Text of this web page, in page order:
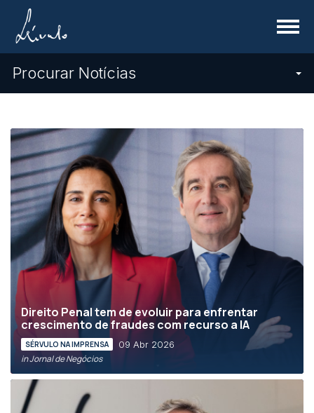
Menu
Procurar Notícias
Direito Penal tem de evoluir para enfrentar
crescimento de fraudes com recurso a IA
SÉRVULO NA IMPRENSA 09 Abr 2026
in Jornal de Negócios